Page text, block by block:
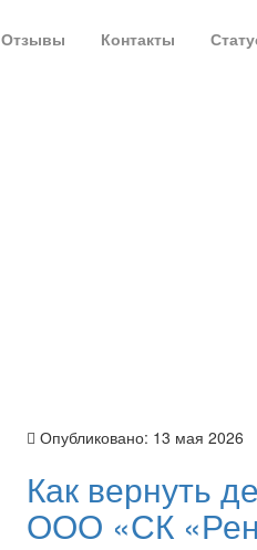
Отзывы Контакты
Опубликовано: 13 мая 2026
Как вернуть
ООО «СК